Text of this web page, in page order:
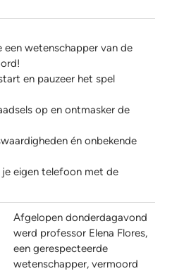
een wetenschapper van de
en pauzeer het spel
op en ontmasker de
én onbekende
eigen telefoon met de
Afgelopen donderdagavond
werd professor Elena Flores,
een gerespecteerde
wetenschapper, vermoord